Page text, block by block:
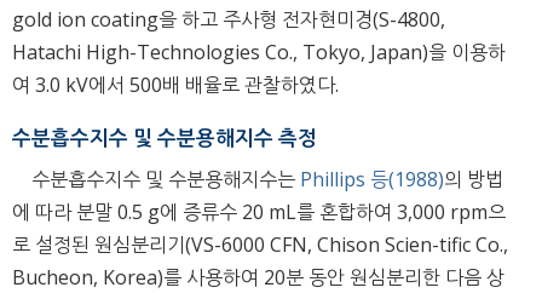
gold ion coating을 하고 주사형 전자현미경(S-4800,
Hatachi High-Technologies Co., Tokyo, Japan)을 이용하
여 3.0 kV에서 500배 배율로 관찰하였다.
수분흡수지수 및 수분용해지수 측정
수분흡수지수 및 수분용해지수는 Phillips 등(1988)의 방법
에 따라 분말 0.5 g에 증류수 20 mL를 혼합하여 3,000 rpm으
로 설정된 원심분리기(VS-6000 CFN, Chison Scien-tific Co.,
Bucheon, Korea)를 사용하여 20분 동안 원심분리한 다음 상